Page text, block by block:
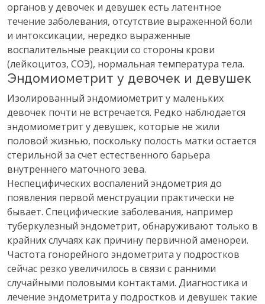
органов у девочек и девушек есть латентное
течение заболевания, отсутствие выраженной боли
и интоксикации, нередко выраженные
воспалительные реакции со стороны крови
(лейкоцитоз, СОЭ), нормальная температура тела.
Эндомиометрит у девочек и девушек
Изолированный эндомиометрит у маленьких
девочек почти не встречается. Редко наблюдается
эндомиометрит у девушек, которые не жили
половой жизнью, поскольку полость матки остается
стерильной за счет естественного барьера
внутреннего маточного зева.
Неспецифических воспалений эндометрия до
появления первой менструации практически не
бывает. Специфические заболевания, например
туберкулезный эндометрит, обнаруживают только в
крайних случаях как причину первичной аменореи.
Частота гонорейного эндометрита у подростков
сейчас резко увеличилось в связи с ранними
случайными половыми контактами. Диагностика и
лечение эндометрита у подростков и девушек такие